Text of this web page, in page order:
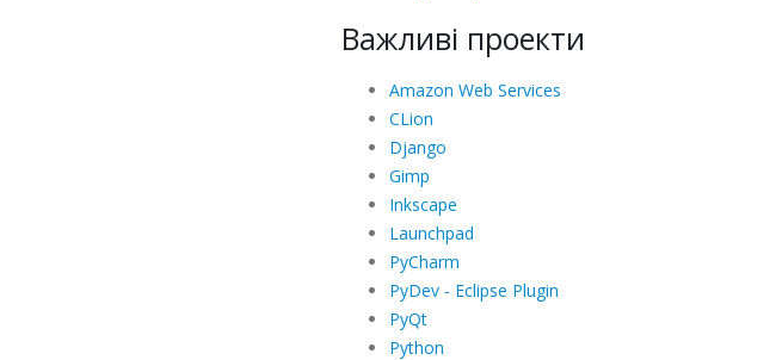
Важливі проекти
Amazon Web Services
CLion
Django
Gimp
Inkscape
Launchpad
PyCharm
PyDev - Eclipse Plugin
PyQt
Python